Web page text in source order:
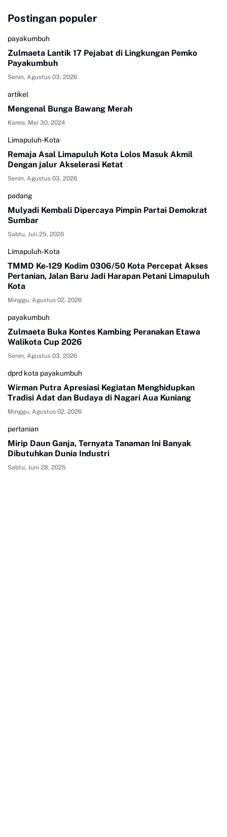
Postingan populer
payakumbuh
Zulmaeta Lantik 17 Pejabat di Lingkungan Pemko
Payakumbuh
Senin, Agustus 03, 2026
artikel
Mengenal Bunga Bawang Merah
Kamis, Mei 30, 2024
Limapuluh-Kota
Remaja Asal Limapuluh Kota Lolos Masuk Akmil
Dengan jalur Akselerasi Ketat
Senin, Agustus 03, 2026
padang
Mulyadi Kembali Dipercaya Pimpin Partai Demokrat
Sumbar
Sabtu, Juli 25, 2026
Limapuluh-Kota
TMMD Ke-129 Kodim 0306/50 Kota Percepat Akses
Pertanian, Jalan Baru Jadi Harapan Petani Limapuluh
Kota
Minggu, Agustus 02, 2026
payakumbuh
Zulmaeta Buka Kontes Kambing Peranakan Etawa
Walikota Cup 2026
Senin, Agustus 03, 2026
dprd kota payakumbuh
Wirman Putra Apresiasi Kegiatan Menghidupkan
Tradisi Adat dan Budaya di Nagari Aua Kuniang
Minggu, Agustus 02, 2026
pertanian
Mirip Daun Ganja, Ternyata Tanaman Ini Banyak
Dibutuhkan Dunia Industri
Sabtu, Juni 28, 2025